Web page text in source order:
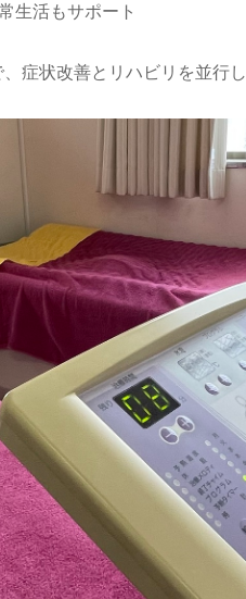
生活もサポート
症状改善とリハビリを並行